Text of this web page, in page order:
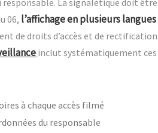
La signalétique doit
06, l’affichage en plusieurs langues
de droits d’accès et de
inclut systématiquement
à chaque accès filmé
du responsable